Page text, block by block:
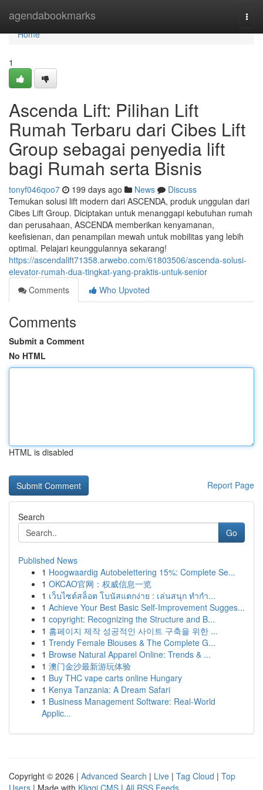
agendabookmarks
Home
Home
1
Ascenda Lift: Pilihan Lift
Rumah Terbaru dari Cibes Lift
Group sebagai penyedia lift
bagi Rumah serta Bisnis
tonyf046qoo7 199 days ago News
Discuss
Temukan solusi lift modern dari ASCENDA, produk unggulan dari
Cibes Lift Group. Diciptakan untuk menanggapi kebutuhan rumah
dan perusahaan, ASCENDA memberikan kenyamanan,
keefisienan, dan penampilan mewah untuk mobilitas yang lebih
optimal. Pelajari keunggulannya sekarang!
https://ascendalift71358.arwebo.com/61803506/ascenda-solusi-
elevator-rumah-dua-tingkat-yang-praktis-untuk-senior
Comments
Who Upvoted
Comments
Submit a Comment
No HTML
HTML is disabled
Report Page
Search
Go
Published News
1 Hoogwaardig Autobelettering 15%: Complete Se...
1 OKCAO官网：权威信息一览
1 เว็บไซต์สล็อต โบนัสแตกง่าย : เล่นสนุก ทำกำ...
1 Achieve Your Best Basic Self-Improvement Sugges...
1 copyright: Recognizing the Structure and B...
1 홈페이지 제작 성공적인 사이트 구축을 위한 ...
1 Trendy Female Blouses & The Complete G...
1 Browse Natural Apparel Online: Trends & ...
1 澳门金沙最新游玩体验
1 Buy THC vape carts online Hungary
1 Kenya Tanzania: A Dream Safari
1 Business Management Software: Real-World
Applic...
Copyright © 2026 | Advanced Search | Live | Tag Cloud | Top
Users | Made with Kliqqi CMS | All RSS Feeds